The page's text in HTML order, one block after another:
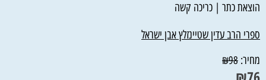
הוצאת כתר | כריכה קשה
ספרי הרב עדין שטיינזלץ אבן ישראל
מחיר:
₪98